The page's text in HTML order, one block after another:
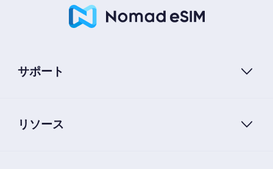
サポート
リソース